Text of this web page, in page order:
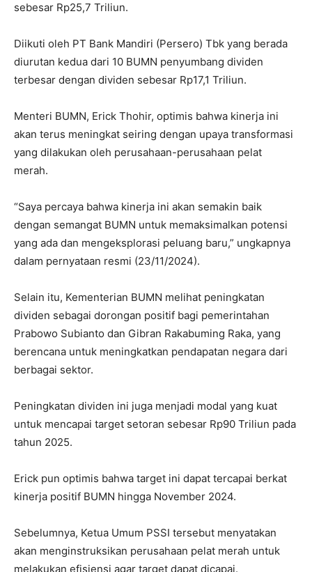
sebesar Rp25,7 Triliun.
Diikuti oleh PT Bank Mandiri (Persero) Tbk yang berada
diurutan kedua dari 10 BUMN penyumbang dividen
terbesar dengan dividen sebesar Rp17,1 Triliun.
Menteri BUMN, Erick Thohir, optimis bahwa kinerja ini
akan terus meningkat seiring dengan upaya transformasi
yang dilakukan oleh perusahaan-perusahaan pelat
merah.
“Saya percaya bahwa kinerja ini akan semakin baik
dengan semangat BUMN untuk memaksimalkan potensi
yang ada dan mengeksplorasi peluang baru,” ungkapnya
dalam pernyataan resmi (23/11/2024).
Selain itu, Kementerian BUMN melihat peningkatan
dividen sebagai dorongan positif bagi pemerintahan
Prabowo Subianto dan Gibran Rakabuming Raka, yang
berencana untuk meningkatkan pendapatan negara dari
berbagai sektor.
Peningkatan dividen ini juga menjadi modal yang kuat
untuk mencapai target setoran sebesar Rp90 Triliun pada
tahun 2025.
Erick pun optimis bahwa target ini dapat tercapai berkat
kinerja positif BUMN hingga November 2024.
Sebelumnya, Ketua Umum PSSI tersebut menyatakan
akan menginstruksikan perusahaan pelat merah untuk
melakukan efisiensi agar target dapat dicapai.